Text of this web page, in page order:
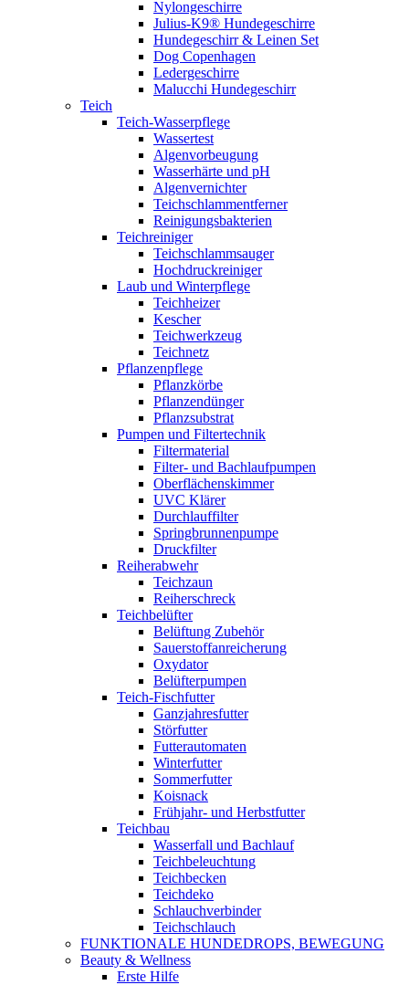
Nylongeschirre
Julius-K9® Hundegeschirre
Hundegeschirr & Leinen Set
Dog Copenhagen
Ledergeschirre
Malucchi Hundegeschirr
Teich
Teich-Wasserpflege
Wassertest
Algenvorbeugung
Wasserhärte und pH
Algenvernichter
Teichschlammentferner
Reinigungsbakterien
Teichreiniger
Teichschlammsauger
Hochdruckreiniger
Laub und Winterpflege
Teichheizer
Kescher
Teichwerkzeug
Teichnetz
Pflanzenpflege
Pflanzkörbe
Pflanzendünger
Pflanzsubstrat
Pumpen und Filtertechnik
Filtermaterial
Filter- und Bachlaufpumpen
Oberflächenskimmer
UVC Klärer
Durchlauffilter
Springbrunnenpumpe
Druckfilter
Reiherabwehr
Teichzaun
Reiherschreck
Teichbelüfter
Belüftung Zubehör
Sauerstoffanreicherung
Oxydator
Belüfterpumpen
Teich-Fischfutter
Ganzjahresfutter
Störfutter
Futterautomaten
Winterfutter
Sommerfutter
Koisnack
Frühjahr- und Herbstfutter
Teichbau
Wasserfall und Bachlauf
Teichbeleuchtung
Teichbecken
Teichdeko
Schlauchverbinder
Teichschlauch
FUNKTIONALE HUNDEDROPS, BEWEGUNG
Beauty & Wellness
Erste Hilfe